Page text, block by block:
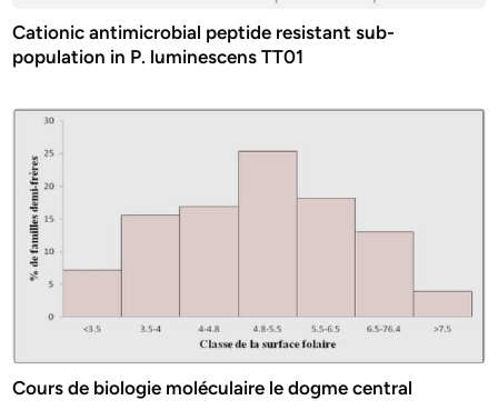
Cationic antimicrobial peptide resistant sub-
population in P. luminescens TT01
Cours de biologie moléculaire le dogme central